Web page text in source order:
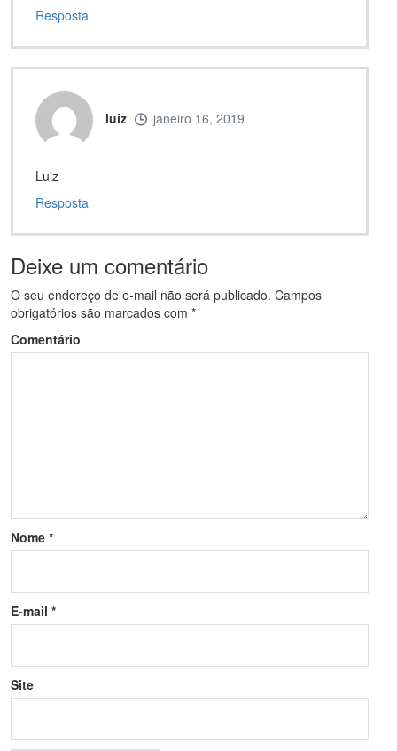
Resposta
luiz janeiro 16, 2019
Luiz
Resposta
Deixe um comentário
O seu endereço de e-mail não será publicado. Campos
obrigatórios são marcados com *
Comentário
Nome *
E-mail *
Site